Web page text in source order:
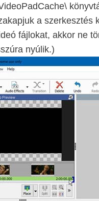
a szerkesztés
fájlokat, akkor ne
nyúlik.)